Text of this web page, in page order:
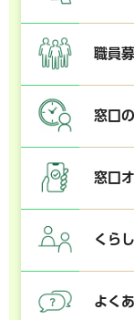
職員
窓口
窓口
くら
よく